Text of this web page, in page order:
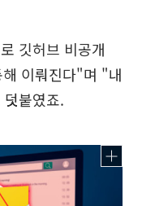
깃허브 비공개
이뤄진다"며 "내
붙였죠.